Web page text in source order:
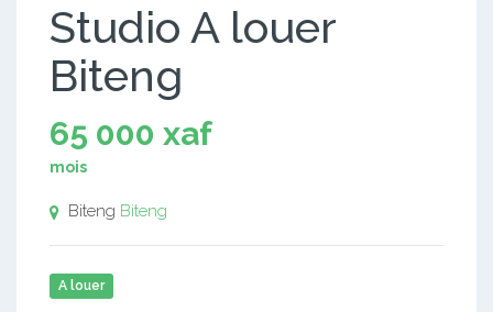
Studio A louer
Biteng
65 000 xaf
mois
Biteng Biteng
A louer